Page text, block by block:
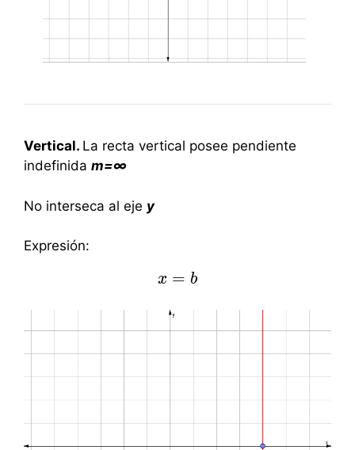
Vertical. La recta vertical posee pendiente
indefinida m=∞
No interseca al eje y
Expresión:
x = b
x =b